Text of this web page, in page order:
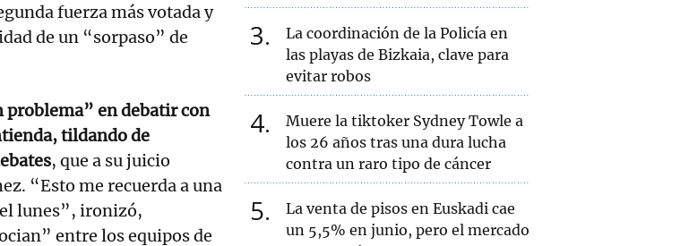
fuerza más votada y
de un “sorpaso” de
en debatir con
tildando de
, que a su juicio
“Esto me recuerda a una
lunes”, ironizó,
entre los equipos de
3
La coordinación de la Policía en
las playas de Bizkaia, clave para
evitar robos
4
Muere la tiktoker Sydney Towle a
los 26 años tras una dura lucha
contra un raro tipo de cáncer
5
La venta de pisos en Euskadi cae
un 5,5% en junio, pero el mercado